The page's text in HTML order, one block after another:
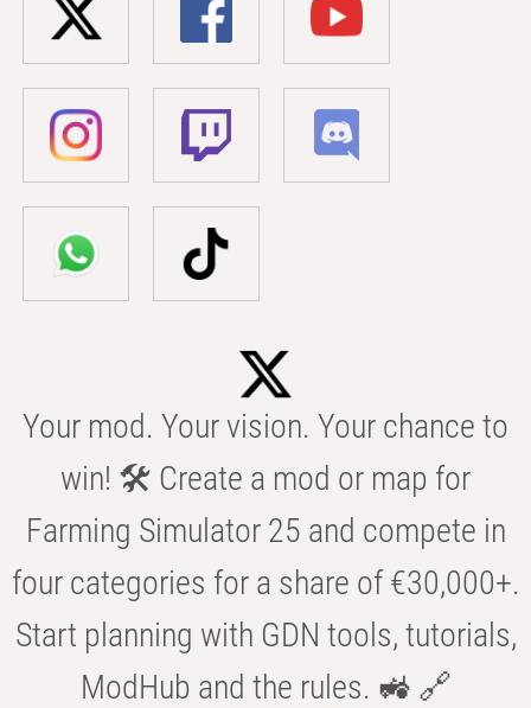
Your mod. Your vision. Your chance to
win! 🛠️ Create a mod or map for
Farming Simulator 25 and compete in
four categories for a share of €30,000+.
Start planning with GDN tools, tutorials,
ModHub and the rules. 🚜 🔗